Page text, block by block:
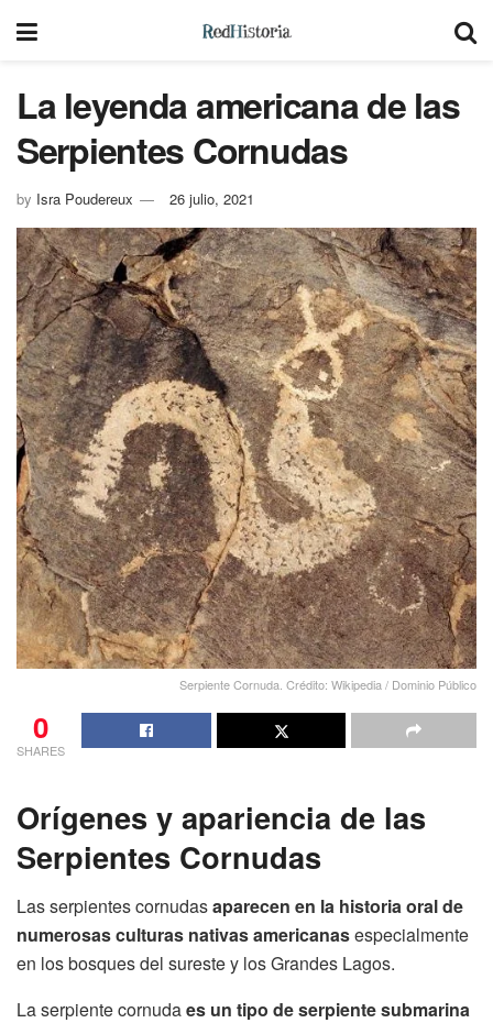
La leyenda americana de las
Serpientes Cornudas
by Isra Poudereux 26 julio, 2021
Serpiente Cornuda. Crédito: Wikipedia / Dominio Público
0
SHARES
Orígenes y apariencia de las
Serpientes Cornudas
Las serpientes cornudasaparecen en la historia oral de
numerosas culturas nativas americanasespecialmente
en los bosques del sureste y los Grandes Lagos.
La serpiente cornudaes un tipo de serpiente submarina